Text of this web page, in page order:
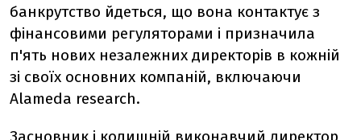
банкрутство йдеться, що вона контактує з
фінансовими регуляторами і призначила
п'ять нових незалежних директорів в кожній
зі своїх основних компаній, включаючи
Alameda research.